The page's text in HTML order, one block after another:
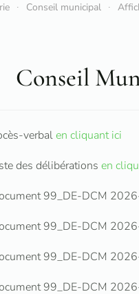
Conseil municipal
Conseil
verbalen cliquant ici
des délibérations en
99_DE-DCM
99_DE-DCM
99_DE-DCM
99_DE-DCM